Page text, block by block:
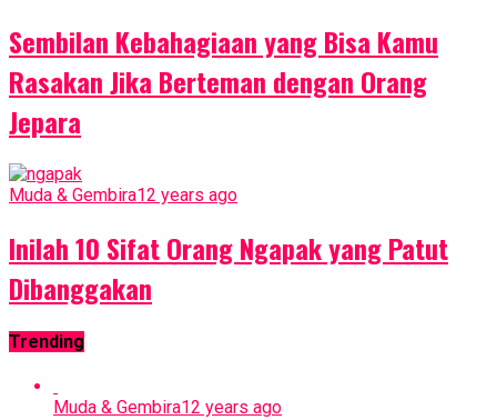
Sembilan Kebahagiaan yang Bisa Kamu
Rasakan Jika Berteman dengan Orang
Jepara
Muda & Gembira12 years ago
Inilah 10 Sifat Orang Ngapak yang Patut
Dibanggakan
Trending
Muda & Gembira12 years ago